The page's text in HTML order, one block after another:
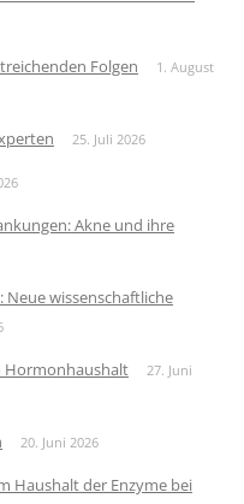
Folgen
1. August
25. Juli 2026
Akne und ihre
wissenschaftliche
Hormonhaushalt
27. Juni
20. Juni 2026
Haushalt der Enzyme bei